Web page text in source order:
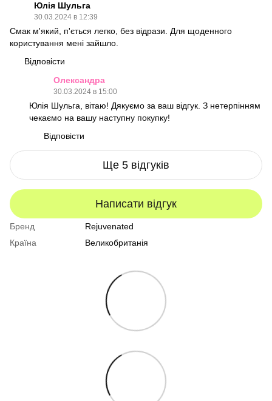
Юлія Шульга
30.03.2024 в 12:39
Смак м'який, п'ється легко, без відрази. Для щоденного
користування мені зайшло.
Відповісти
Олександра
30.03.2024 в 15:00
Юлія Шульга, вітаю! Дякуємо за ваш відгук. З нетерпінням
чекаємо на вашу наступну покупку!
Відповісти
Ще 5 відгуків
Написати відгук
Бренд
Rejuvenated
Країна
Великобританія